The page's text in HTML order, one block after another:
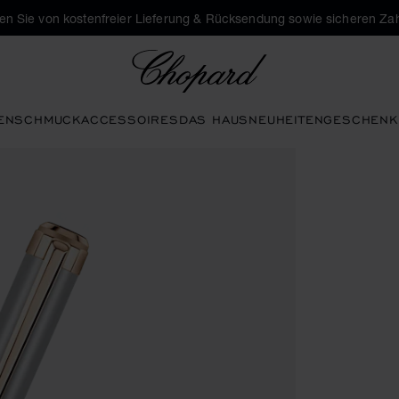
Sie von kostenfreier Lieferung & Rücksendung sowie sicheren
SCHMUCKACCESSOIRESDAS HAUSNEUHEITEN